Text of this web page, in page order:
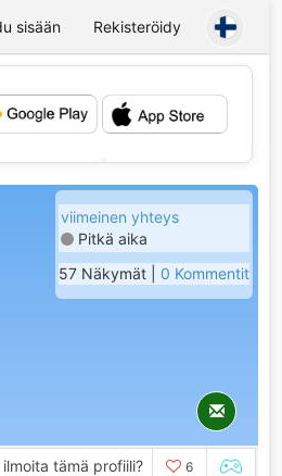
sisään Rekisteröidy
viimeinen yhteys
Pitkä aika
57 Näkymät | 0 Kommentit
ilmoita tämä profiili? 6